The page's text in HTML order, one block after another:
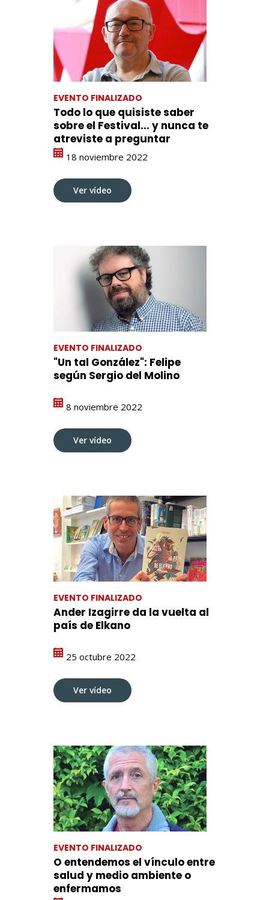
EVENTO FINALIZADO
Todo lo que quisiste saber
sobre el Festival... y nunca te
atreviste a preguntar
18 noviembre 2022
Ver vídeo
EVENTO FINALIZADO
"Un tal González": Felipe
según Sergio del Molino
8 noviembre 2022
Ver vídeo
EVENTO FINALIZADO
Ander Izagirre da la vuelta al
país de Elkano
25 octubre 2022
Ver vídeo
EVENTO FINALIZADO
O entendemos el vínculo entre
salud y medio ambiente o
enfermamos